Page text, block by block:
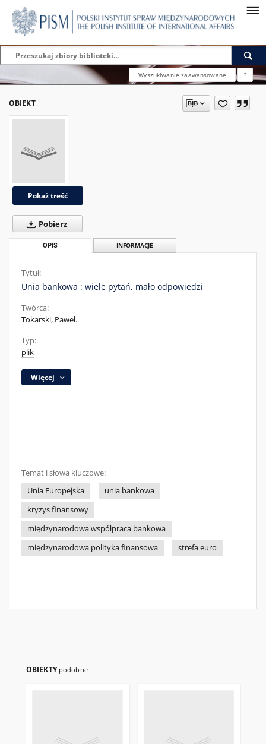
Wyszukiwanie zaawansowane ?
OBIEKT
Pokaż treść
Pobierz
OPIS INFORMACJE
Tytuł:
Unia bankowa : wiele pytań, mało odpowiedzi
Twórca:
Tokarski, Paweł.
Typ:
plik
Więcej
Temat i słowa kluczowe:
Unia Europejska
unia bankowa
kryzys finansowy
międzynarodowa współpraca bankowa
międzynarodowa polityka finansowa
strefa euro
OBIEKTY podobne